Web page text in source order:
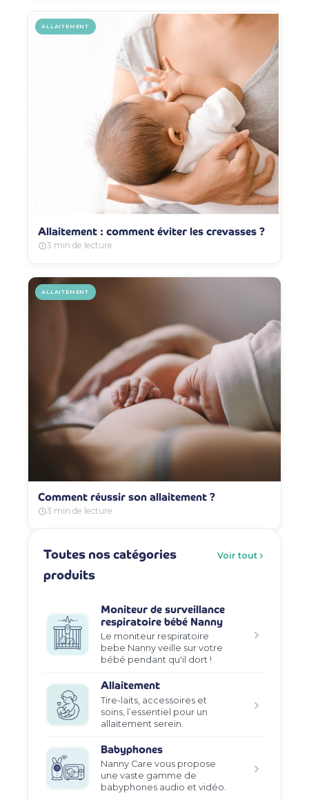
ALLAITEMENT
Allaitement : comment éviter les crevasses ?
3 min de lecture
ALLAITEMENT
Comment réussir son allaitement ?
3 min de lecture
Toutes nos catégories
produits
Voir tout
Moniteur de surveillance
respiratoire bébé Nanny
Le moniteur respiratoire
bebe Nanny veille sur votre
bébé pendant qu'il dort !
Allaitement
Tire-laits, accessoires et
soins, l’essentiel pour un
allaitement serein.
Babyphones
Nanny Care vous propose
une vaste gamme de
babyphones audio et vidéo.